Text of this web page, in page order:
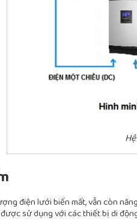
điện lưới biến mất, vẫn còn
sử dụng với các thiết bị di